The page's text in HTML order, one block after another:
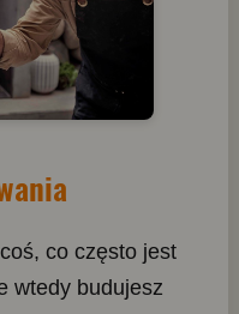
co często jest
wtedy budujesz